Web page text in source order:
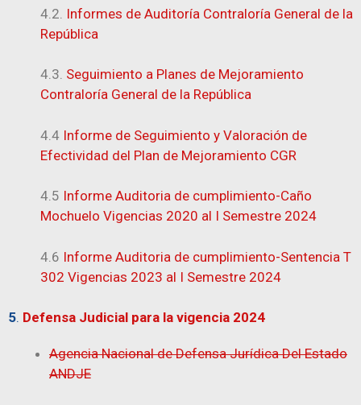
4.2. Informes de Auditoría Contraloría General de la
República
4.3. Seguimiento a Planes de Mejoramiento
Contraloría General de la República
4.4 Informe de Seguimiento y Valoración de
Efectividad del Plan de Mejoramiento CGR
4.5 Informe Auditoria de cumplimiento-Caño
Mochuelo Vigencias 2020 al I Semestre 2024
4.6 Informe Auditoria de cumplimiento-Sentencia T
302 Vigencias 2023 al I Semestre 2024
5. Defensa Judicial para la vigencia 2024
Agencia Nacional de Defensa Jurídica Del Estado
ANDJE